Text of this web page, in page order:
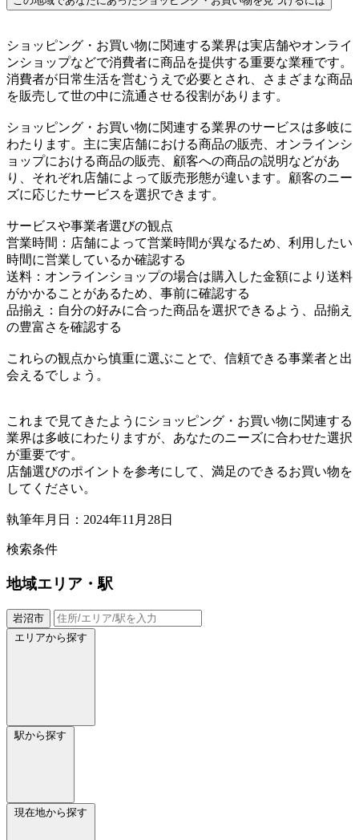
ショッピング・お買い物に関連する業界は実店舗やオンライ
ンショップなどで消費者に商品を提供する重要な業種です。
消費者が日常生活を営むうえで必要とされ、さまざまな商品
を販売して世の中に流通させる役割があります。
ショッピング・お買い物に関連する業界のサービスは多岐に
わたります。主に実店舗における商品の販売、オンラインシ
ョップにおける商品の販売、顧客への商品の説明などがあ
り、それぞれ店舗によって販売形態が違います。顧客のニー
ズに応じたサービスを選択できます。
サービスや事業者選びの観点
営業時間：店舗によって営業時間が異なるため、利用したい
時間に営業しているか確認する
送料：オンラインショップの場合は購入した金額により送料
がかかることがあるため、事前に確認する
品揃え：自分の好みに合った商品を選択できるよう、品揃え
の豊富さを確認する
これらの観点から慎重に選ぶことで、信頼できる事業者と出
会えるでしょう。
これまで見てきたようにショッピング・お買い物に関連する
業界は多岐にわたりますが、あなたのニーズに合わせた選択
が重要です。
店舗選びのポイントを参考にして、満足のできるお買い物を
してください。
執筆年月日：2024年11月28日
検索条件
地域エリア・駅
岩沼市
エリアから探す
駅から探す
現在地から探す